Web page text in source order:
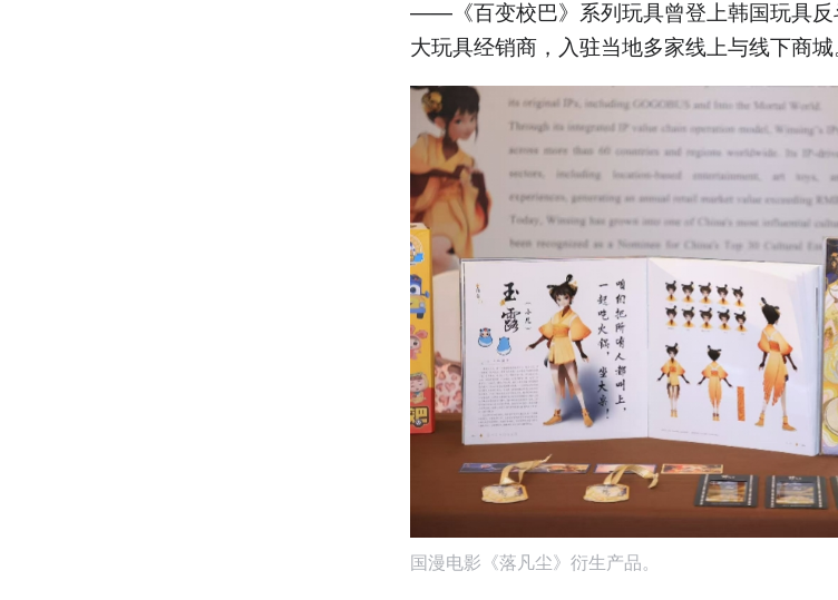
——《百变校巴》系列玩具曾登上韩国玩具反
大玩具经销商，入驻当地多家线上与线下商城
国漫电影《落凡尘》衍生产品。